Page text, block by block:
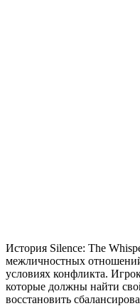
История Silence: The
межличностных
условиях конфликта.
которые должны найти
восстановить